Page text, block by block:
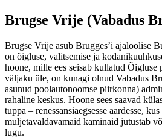
Brugse Vrije (Vabadus
Brugse Vrije asub Brugges’i ajaloolise
on õigluse, valitsemise ja
hoone, mille ees seisab kullatud Õigluse
väljaku üle, on kunagi olnud Vabadus
asunud poolautonoomse piirkonna)
rahaline keskus. Hoone sees saavad
tuppa – renessansiaegsesse aardesse,
muljetavaldavamaid kaminaid jutustab
lugu.